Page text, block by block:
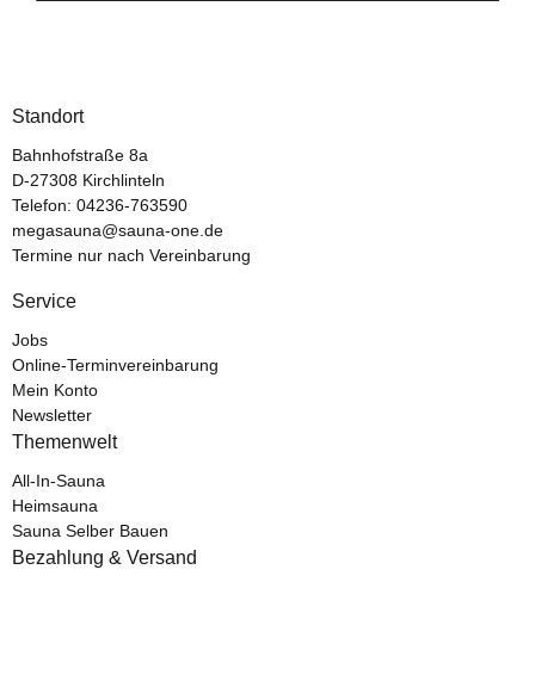
Standort
Bahnhofstraße 8a
D-27308 Kirchlinteln
Telefon: 04236-763590
megasauna@sauna-one.de
Termine nur nach Vereinbarung
Service
Jobs
Online-Terminvereinbarung
Mein Konto
Newsletter
Themenwelt
All-In-Sauna
Heimsauna
Sauna Selber Bauen
Bezahlung & Versand